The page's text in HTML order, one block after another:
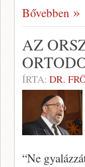
Bővebben
AZ
ÍRTA: DR.
“Ne